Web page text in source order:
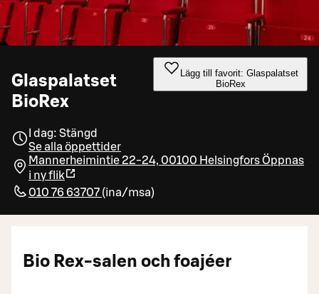
Glaspalatset
BioRex
Lägg till favorit: Glaspalatset
BioRex
I dag: Stängd
Se alla öppettider
Mannerheimintie 22-24, 00100 HelsingforsÖppnas
i ny flik
010 76 63707 (ina/msa)
Bio Rex-salen och foajéer